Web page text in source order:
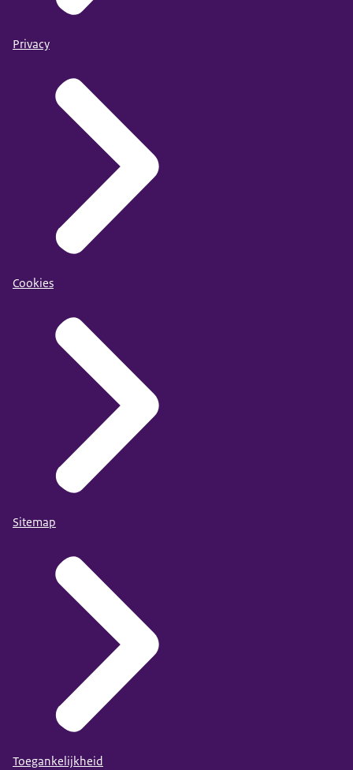
Privacy
Cookies
Sitemap
Toegankelijkheid